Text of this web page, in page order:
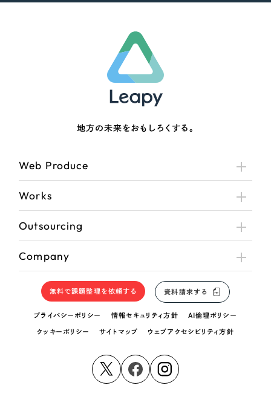
地方の未来をおもしろくする。
Web Produce
Works
Outsourcing
Company
無料で課題整理を依頼する 資料請求する
プライバシーポリシー 情報セキュリティ方針 AI倫理ポリシー
クッキーポリシー サイトマップ ウェブアクセシビリティ方針